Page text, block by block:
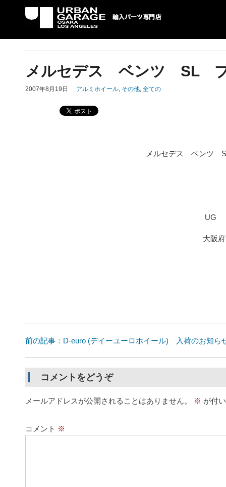
メルセデス ベンツ SL
2007年8月19日 アルミホイール, その他, 全ての
メルセデス ベン
UG
大阪
前の記事：D-euro (デイーユーロホイール) 入荷のお知ら
コメントをどうぞ
メールアドレスが公開されることはありません。 ※ が付
コメント ※